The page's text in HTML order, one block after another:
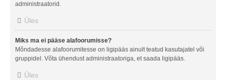
administraatorid.
Üles
Miks ma ei pääse alafoorumisse?
Mõndadesse alafoorumitesse on ligipääs ainult teatud kasutajatel või
gruppidel. Võta ühendust administraatoriga, et saada ligipääs.
Üles